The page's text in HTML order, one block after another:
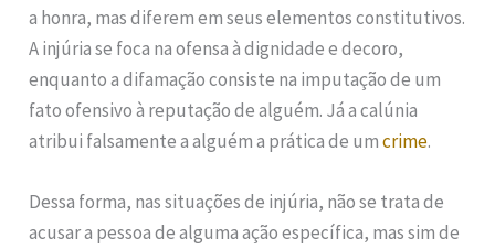
a honra, mas diferem em seus elementos constitutivos.
A injúria se foca na ofensa à dignidade e decoro,
enquanto a difamação consiste na imputação de um
fato ofensivo à reputação de alguém. Já a calúnia
atribui falsamente a alguém a prática de umcrime.
Dessa forma, nas situações de injúria, não se trata de
acusar a pessoa de alguma ação específica, mas sim de